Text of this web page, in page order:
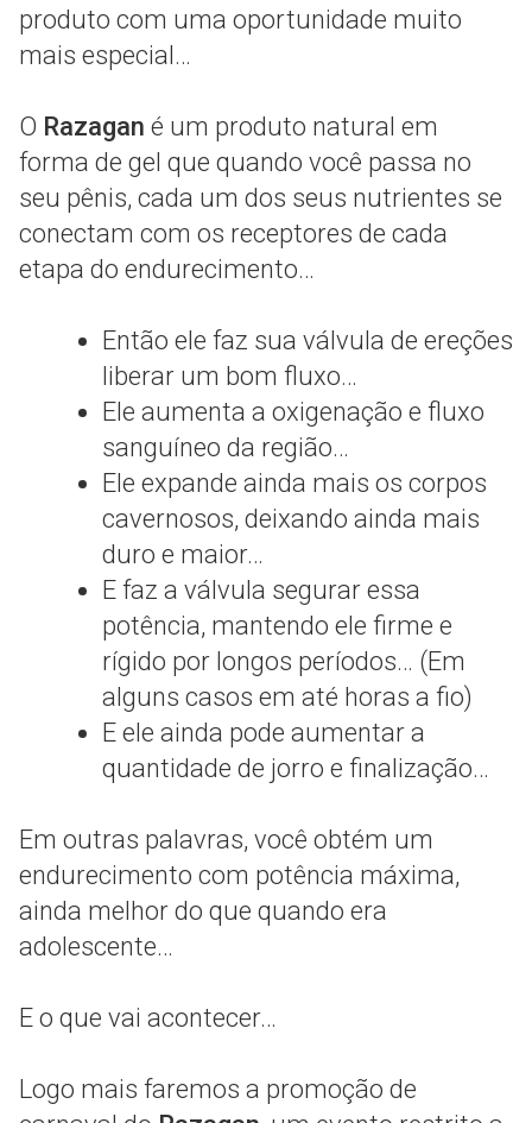
produto com uma oportunidade muito
mais especial…
O Razagan é um produto natural em
forma de gel que quando você passa no
seu pênis, cada um dos seus nutrientes se
conectam com os receptores de cada
etapa do endurecimento…
Então ele faz sua válvula de ereções
liberar um bom fluxo…
Ele aumenta a oxigenação e fluxo
sanguíneo da região…
Ele expande ainda mais os corpos
cavernosos, deixando ainda mais
duro e maior…
E faz a válvula segurar essa
potência, mantendo ele firme e
rígido por longos períodos… (Em
alguns casos em até horas a fio)
E ele ainda pode aumentar a
quantidade de jorro e finalização…
Em outras palavras, você obtém um
endurecimento com potência máxima,
ainda melhor do que quando era
adolescente…
E o que vai acontecer…
Logo mais faremos a promoção de